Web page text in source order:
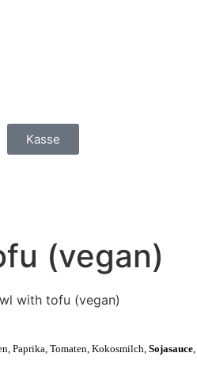
Kasse
(vegan)
with tofu (vegan)
Paprika, Tomaten, Kokosmilch, Sojasauce